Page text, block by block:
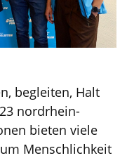
begleiten, Halt
nordrhein-
bieten viele
Menschlichkeit